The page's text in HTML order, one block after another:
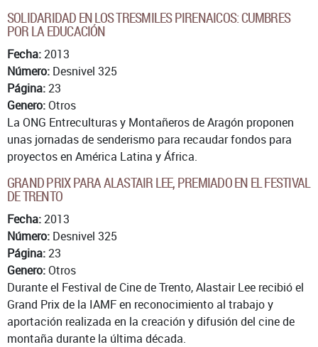
SOLIDARIDAD EN LOS TRESMILES PIRENAICOS: CUMBRES
POR LA EDUCACIÓN
Fecha:2013
Número: Desnivel 325
Página:23
Genero:Otros
La ONG Entreculturas y Montañeros de Aragón proponen
unas jornadas de senderismo para recaudar fondos para
proyectos en América Latina y África.
GRAND PRIX PARA ALASTAIR LEE, PREMIADO EN EL FESTIVAL
DE TRENTO
Fecha:2013
Número: Desnivel 325
Página:23
Genero:Otros
Durante el Festival de Cine de Trento, Alastair Lee recibió el
Grand Prix de la IAMF en reconocimiento al trabajo y
aportación realizada en la creación y difusión del cine de
montaña durante la última década.